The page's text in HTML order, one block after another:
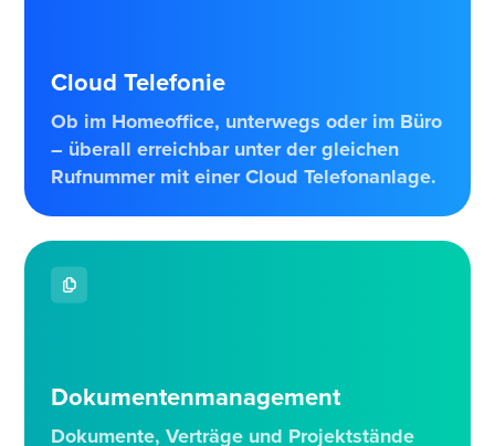
Cloud Telefonie
Ob im Homeoffice, unterwegs oder im Büro
– überall erreichbar unter der gleichen
Rufnummer mit einer Cloud Telefonanlage.
Dokumentenmanagement
Dokumente, Verträge und Projektstände